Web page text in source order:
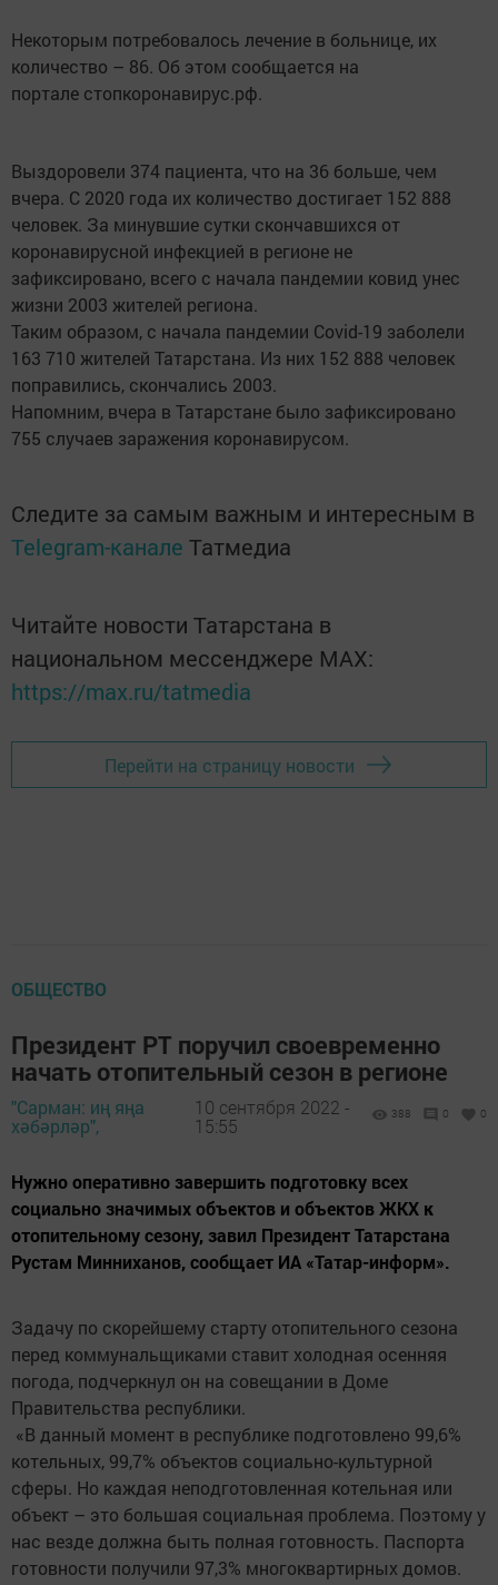
Некоторым потребовалось лечение в больнице, их
количество – 86. Об этом сообщается на
портале стопкоронавирус.рф.
Выздоровели 374 пациента, что на 36 больше, чем
вчера. С 2020 года их количество достигает 152 888
человек. За минувшие сутки скончавшихся от
коронавирусной инфекцией в регионе не
зафиксировано, всего с начала пандемии ковид унес
жизни 2003 жителей региона.
Таким образом, с начала пандемии Covid-19 заболели
163 710 жителей Татарстана. Из них 152 888 человек
поправились, скончались 2003.
Напомним, вчера в Татарстане было зафиксировано
755 случаев заражения коронавирусом.
Следите за самым важным и интересным в
Telegram-канале Татмедиа
Читайте новости Татарстана в
национальном мессенджере MАХ:
https://max.ru/tatmedia
Перейти на страницу новости
ОБЩЕСТВО
Президент РТ поручил своевременно
начать отопительный сезон в регионе
"Сарман: иң яңа
хәбәрләр",
10 сентября 2022 -
15:55
388 0 0
Нужно оперативно завершить подготовку всех
социально значимых объектов и объектов ЖКХ к
отопительному сезону, завил Президент Татарстана
Рустам Минниханов, сообщает ИА «Татар-информ».
Задачу по скорейшему старту отопительного сезона
перед коммунальщиками ставит холодная осенняя
погода, подчеркнул он на совещании в Доме
Правительства республики.
«В данный момент в республике подготовлено 99,6%
котельных, 99,7% объектов социально-культурной
сферы. Но каждая неподготовленная котельная или
объект – это большая социальная проблема. Поэтому у
нас везде должна быть полная готовность. Паспорта
готовности получили 97,3% многоквартирных домов.